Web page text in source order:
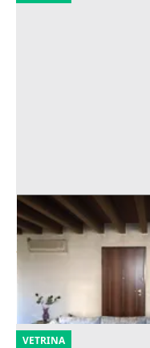
Asta Ufficio piano
Offerta minima
81.600 €
17/09/2026
VETRINA